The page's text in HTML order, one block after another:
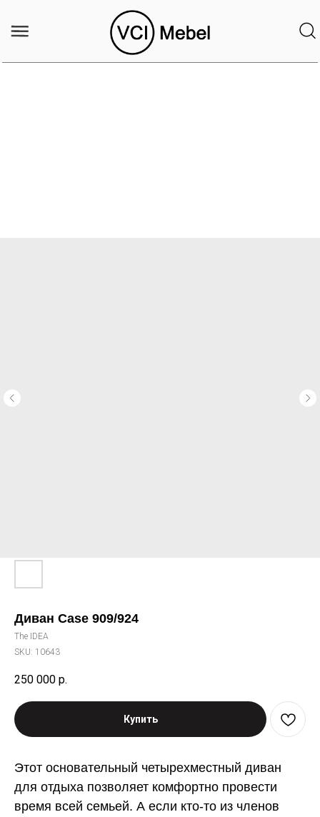
Диван Case 909/924
The IDEA
SKU: 10643
250 000 р.
Купить
Этот основательный четырехместный диван
для отдыха позволяет комфортно провести
время всей семьей. А если кто-то из членов